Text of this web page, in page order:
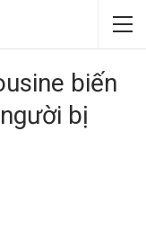
biến
bị